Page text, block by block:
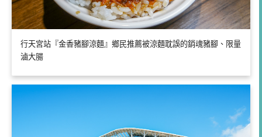
行天宮站『金香豬腳涼麵』鄉民推薦被涼麵耽誤的銷魂豬腳、限量
滷大腸